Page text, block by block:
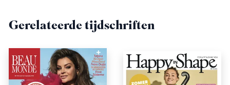
Gerelateerde tijdschriften